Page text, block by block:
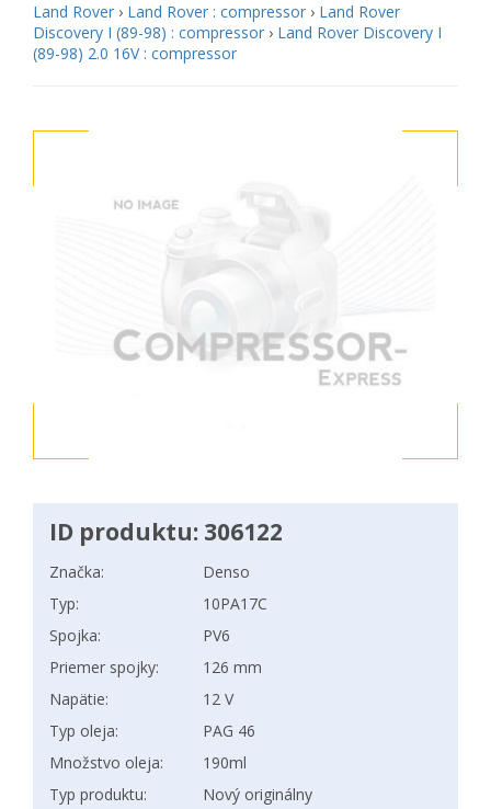
Land Rover › Land Rover : compressor › Land Rover
Discovery I (89-98) : compressor › Land Rover Discovery I
(89-98) 2.0 16V : compressor
ID produktu: 306122
Značka:
Denso
Typ:
10PA17C
Spojka:
PV6
Priemer spojky:
126 mm
Napätie:
12 V
Typ oleja:
PAG 46
Množstvo oleja:
190ml
Typ produktu:
Nový originálny